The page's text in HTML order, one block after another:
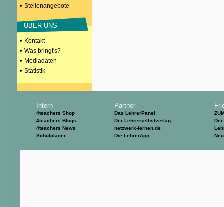
• Stellenangebote
ÜBER UNS
• Kontakt
• Was bringt's?
• Mediadaten
• Statistik
Intern
4teachers Shop
4teachers Blogs
4teachers News
Schulplaner
Partner
Das LehrerPanel
Der Lehrerselbstverlag
netzwerk-lernen.de
Die LehrerApp